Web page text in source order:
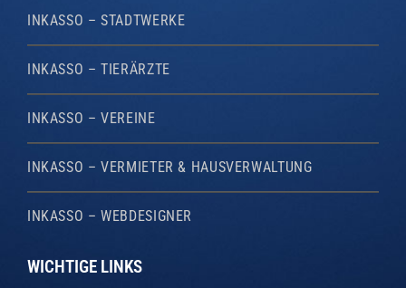
INKASSO – STADTWERKE
INKASSO – TIERÄRZTE
INKASSO – VEREINE
INKASSO – VERMIETER & HAUSVERWALTUNG
INKASSO – WEBDESIGNER
WICHTIGE LINKS